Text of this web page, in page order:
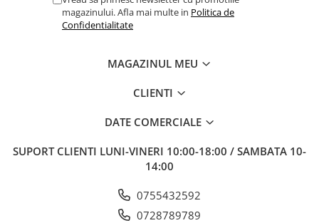
magazinului. Afla mai multe in Politica de
Confidentialitate
MAGAZINUL MEU
CLIENTI
DATE COMERCIALE
SUPORT CLIENTI LUNI-VINERI 10:00-18:00 / SAMBATA 10-
14:00
0755432592
0728789789